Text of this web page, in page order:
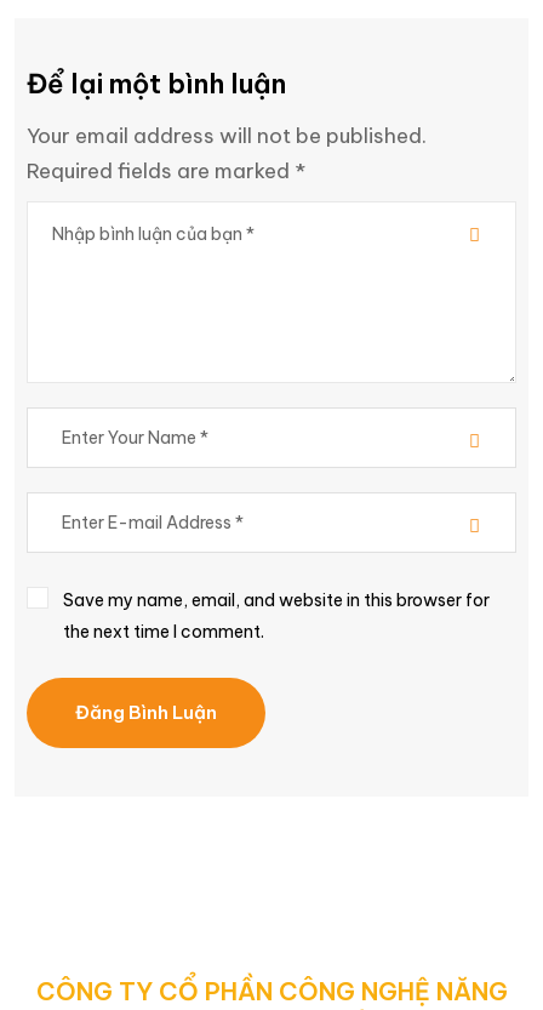
Để lại một bình luận
Your email address will not be published.
Required fields are marked *
Save my name, email, and website in this browser for
the next time I comment.
Đăng Bình Luận
CÔNG TY CỔ PHẦN CÔNG NGHỆ NĂNG